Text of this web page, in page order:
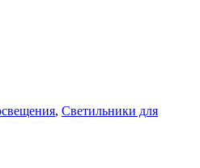
, Светильники для